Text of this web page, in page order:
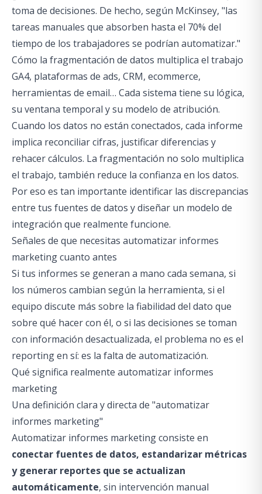
toma de decisiones. De hecho, según McKinsey, "las
tareas manuales que absorben hasta el 70% del
tiempo de los trabajadores se podrían automatizar."
Cómo la fragmentación de datos multiplica el trabajo
GA4, plataformas de ads, CRM, ecommerce,
herramientas de email… Cada sistema tiene su lógica,
su ventana temporal y su modelo de atribución.
Cuando los datos no están conectados, cada informe
implica reconciliar cifras, justificar diferencias y
rehacer cálculos. La fragmentación no solo multiplica
el trabajo, también reduce la confianza en los datos.
Por eso es tan importante identificar las discrepancias
entre tus fuentes de datos y diseñar un modelo de
integración que realmente funcione.
Señales de que necesitas automatizar informes
marketing cuanto antes
Si tus informes se generan a mano cada semana, si
los números cambian según la herramienta, si el
equipo discute más sobre la fiabilidad del dato que
sobre qué hacer con él, o si las decisiones se toman
con información desactualizada, el problema no es el
reporting en sí: es la falta de automatización.
Qué significa realmente automatizar informes
marketing
Una definición clara y directa de "automatizar
informes marketing"
Automatizar informes marketing consiste en
conectar fuentes de datos, estandarizar métricas
y generar reportes que se actualizan
automáticamente, sin intervención manual